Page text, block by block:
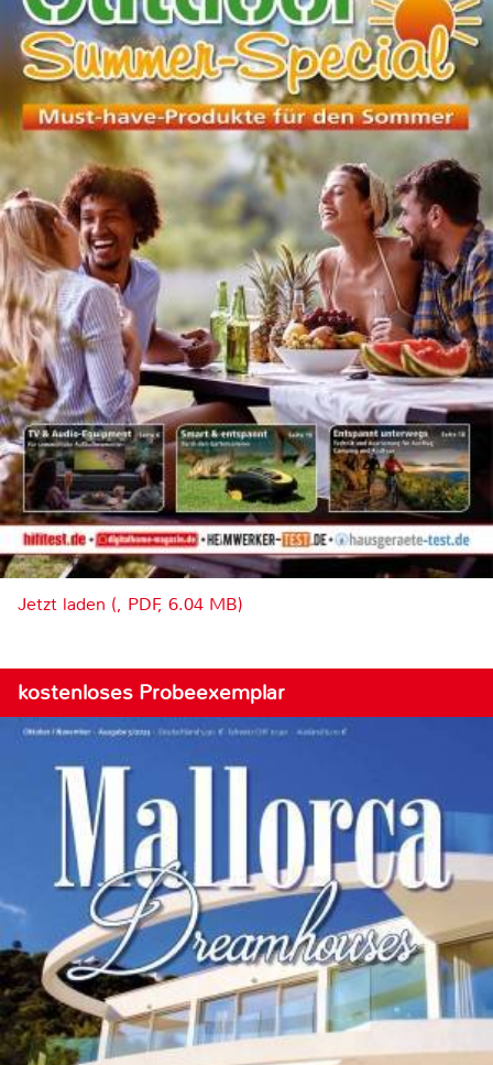
Jetzt laden (, PDF, 6.04 MB)
kostenloses Probeexemplar